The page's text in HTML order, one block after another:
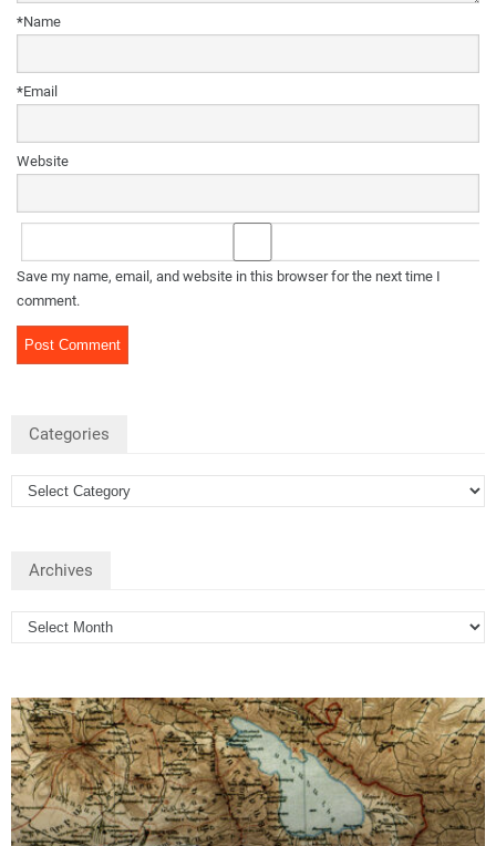
Name
*
Email
*
Website
Save my name, email, and website in this browser for the next time I
comment.
Categories
Archives